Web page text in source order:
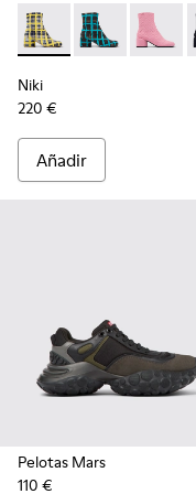
Niki - K400713-004 -
Niki - Niki -
Niki
220 €
Añadir
Pelotas Mars
110 €